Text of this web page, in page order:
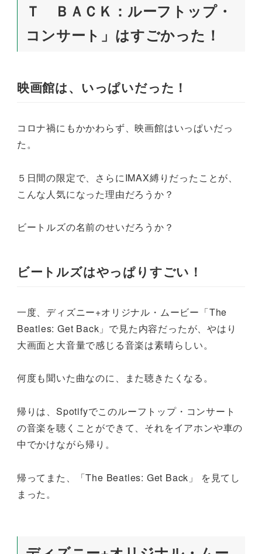
Ｔ ＢＡＣＫ：ルーフトップ・
コンサート」はすごかった！
映画館は、いっぱいだった！
コロナ禍にもかかわらず、映画館はいっぱいだっ
た。
５日間の限定で、さらにIMAX縛りだったことが、
こんな人気になった理由だろうか？
ビートルズの名前のせいだろうか？
ビートルズはやっぱりすごい！
一度、ディズニー+オリジナル・ムービー「The
Beatles: Get Back」で見た内容だったが、やはり
大画面と大音量で感じる音楽は素晴らしい。
何度も聞いた曲なのに、また聴きたくなる。
帰りは、Spotifyでこのルーフトップ・コンサート
の音楽を聴くことができて、それをイアホンや車の
中でかけながら帰り。
帰ってまた、「The Beatles: Get Back」 を見てし
まった。